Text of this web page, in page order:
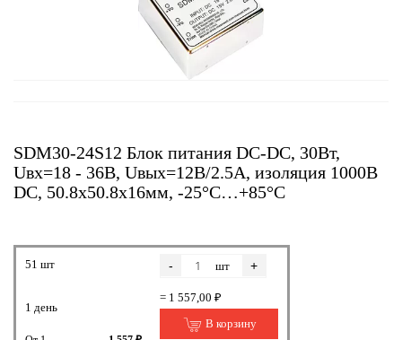
SDM30-24S12 Блок питания DC-DC, 30Вт,
Uвх=18 - 36В, Uвых=12В/2.5А, изоляция 1000В
DC, 50.8х50.8х16мм, -25°С…+85°С
51 шт
1 день
- шт +
= 1 557,00 ₽
В корзину